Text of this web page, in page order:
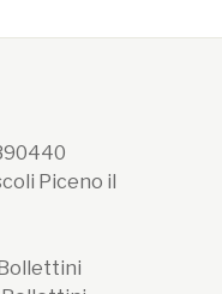
Piceno il